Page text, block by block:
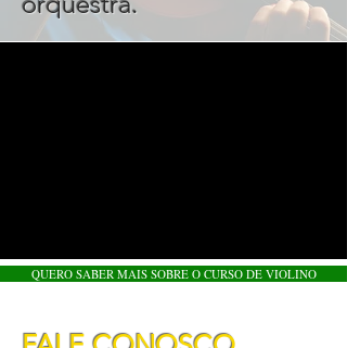
QUERO SABER MAIS SOBRE O CURSO DE VIOLINO